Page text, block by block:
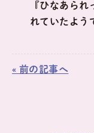
『ひなあら
れていたよう
« 前の記事へ